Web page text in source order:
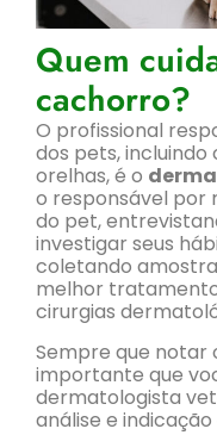
Quem
cachorro?
O profissional
dos pets, incluindo
orelhas, é o
o responsável por
do pet,
investigar seus
coletando
melhor
cirurgias
Sempre que notar
importante que
dermatologista
análise e